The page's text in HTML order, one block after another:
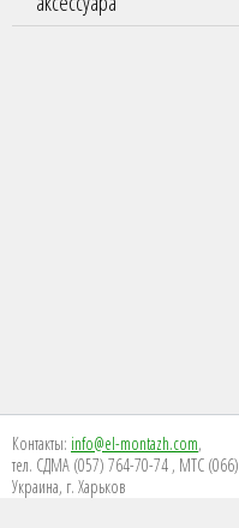
Контакты: info@el-montazh.com,
тел. СДМА (057) 764-70-74 , МТС
Украина, г. Харьков